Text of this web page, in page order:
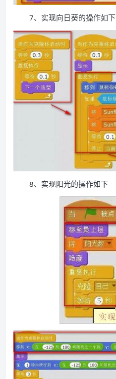
7、实现向日葵的操作如下
8、实现阳光的操作如下